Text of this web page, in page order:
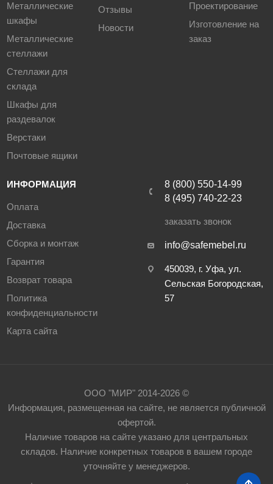
Металлические
шкафы
Металлические
стеллажи
Стеллажи для
склада
Шкафы для
раздевалок
Верстаки
Почтовые ящики
Отзывы
Новости
Проектирование
Изготовление на
заказ
ИНФОРМАЦИЯ
Оплата
Доставка
Сборка и монтаж
Гарантия
Возврат товара
Политика
конфиденциальности
Карта сайта
8 (800) 550-14-99
8 (495) 740-22-23
заказать звонок
info@safemebel.ru
450039, г. Уфа, ул.
Сельская Богородская,
57
ООО "МИР" 2014-2026 ©
Информация, размещенная на сайте, не является публичной
офертой.
Наличие товаров на сайте указано для центральных
складов. Наличие конкретных товаров в вашем городе
уточняйте у менеджеров.